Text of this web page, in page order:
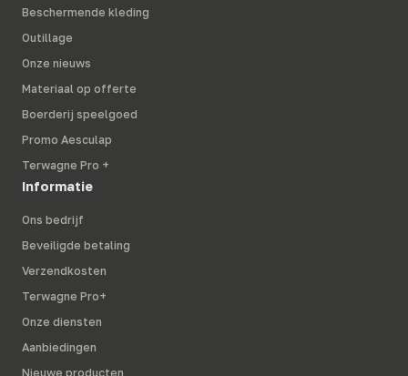
Beschermende kleding
Outillage
Onze nieuws
Materiaal op offerte
Boerderij speelgoed
Promo Aesculap
Terwagne Pro +
Informatie
Ons bedrijf
Beveiligde betaling
Verzendkosten
Terwagne Pro+
Onze diensten
Aanbiedingen
Nieuwe producten